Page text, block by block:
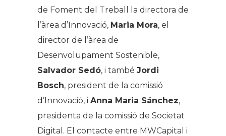
de Foment del Treball la directora de
l’àrea d’Innovació, Maria Mora, el
director de l’àrea de
Desenvolupament Sostenible,
Salvador Sedó, i també Jordi
Bosch, president de la comissió
d’Innovació, i Anna Maria Sánchez,
presidenta de la comissió de Societat
Digital. El contacte entre MWCapital i